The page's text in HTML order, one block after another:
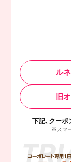
ル
旧
下記、クー
※スマ